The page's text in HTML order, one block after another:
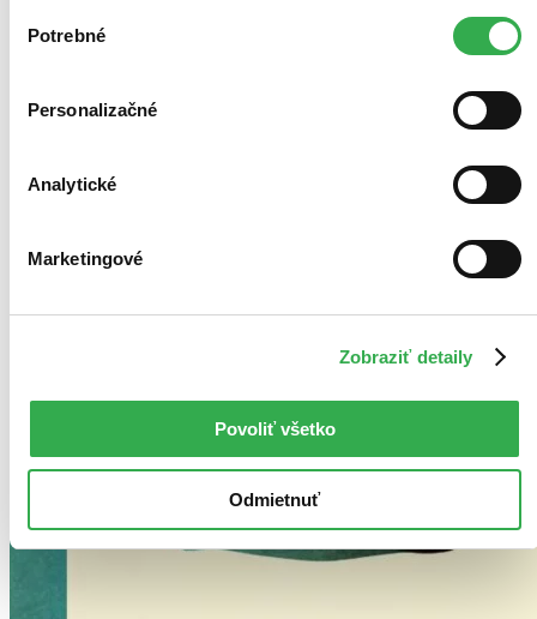
keby sme mohli používať všetky tieto cookies. Ďakujeme!
súhlasu
Potrebné
Personalizačné
Analytické
Marketingové
Zobraziť detaily
Povoliť všetko
Odmietnuť
Pre mužov
Vydavateľstvo 1400